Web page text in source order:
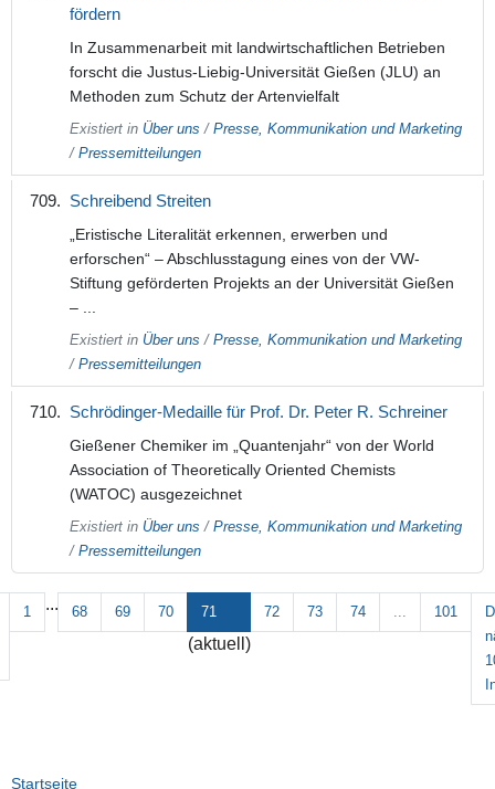
fördern
In Zusammenarbeit mit landwirtschaftlichen Betrieben
forscht die Justus-Liebig-Universität Gießen (JLU) an
Methoden zum Schutz der Artenvielfalt
Existiert in Über uns / Presse, Kommunikation und Marketing
/ Pressemitteilungen
Schreibend Streiten
„Eristische Literalität erkennen, erwerben und
erforschen“ – Abschlusstagung eines von der VW‐
Stiftung geförderten Projekts an der Universität Gießen
– ...
Existiert in Über uns / Presse, Kommunikation und Marketing
/ Pressemitteilungen
Schrödinger-Medaille für Prof. Dr. Peter R. Schreiner
Gießener Chemiker im „Quantenjahr“ von der World
Association of Theoretically Oriented Chemists
(WATOC) ausgezeichnet
Existiert in Über uns / Presse, Kommunikation und Marketing
/ Pressemitteilungen
1 ... 68 69 70 71
(aktuell)
72 73 74 ... 101
Startseite